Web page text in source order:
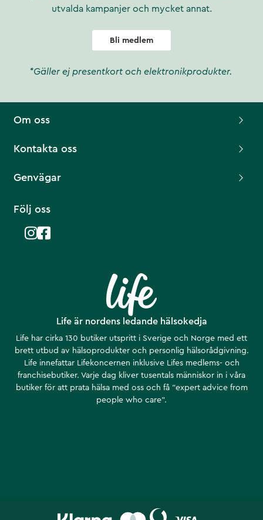
utvalda kampanjer och mycket annat.
Bli medlem
*Gäller ej presentkort och elektronikprodukter.
Life är nordens ledande hälsokedja
Life har cirka 130 butiker utspritt i Sverige och Norge med ett
brett utbud av hälsoprodukter och personlig hälsorådgivning.
Life innefattar Lifekoncernen inklusive Lifes medlems- och
franchisebutiker. Varje dag kliver tusentals människor in i våra
butiker för att prata hälsa med oss och få ”expert advice from
people who care”.
Om oss
Kontakta oss
Genvägar
Följ oss